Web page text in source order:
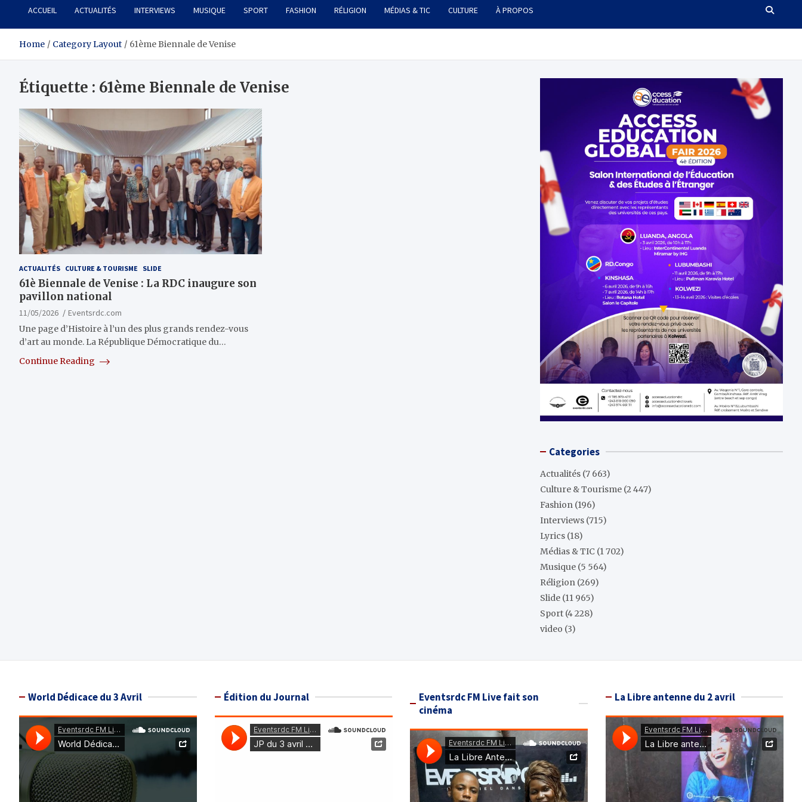
ACCUEIL ACTUALITÉS INTERVIEWS MUSIQUE SPORT FASHION RÉLIGION MÉDIAS & TIC CULTURE À PROPOS
Home Category Layout 61ème Biennale de Venise
Étiquette : 61ème Biennale de Venise
ACTUALITÉS CULTURE & TOURISME SLIDE
61è Biennale de Venise : La RDC inaugure son
pavillon national
11/05/2026
Eventsrdc.com
Une page d’Histoire à l’un des plus grands rendez-vous
d’art au monde. La République Démocratique du…
Continue Reading
Categories
Actualités (7 663)
Culture & Tourisme (2 447)
Fashion (196)
Interviews (715)
Lyrics (18)
Médias & TIC (1 702)
Musique (5 564)
Réligion (269)
Slide (11 965)
Sport (4 228)
video (3)
World Dédicace du 3 Avril Édition du Journal
Eventsrdc FM Live fait son
cinéma
La Libre antenne du 2 avril